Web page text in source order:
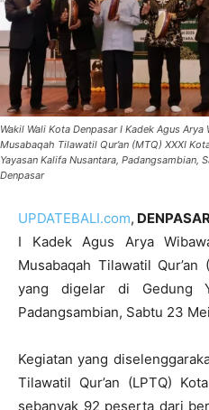
Wakil Wali Kota Denpasar I Kadek Agus
Musabaqah Tilawatil Qur’an (MTQ) XXXI
Yayasan Kalifa Nusantara,
Denpasar
UPDATEBALI.com,
I Kadek Agus Arya
Musabaqah Tilawatil
yang digelar di Gedung
Padangsambian, Sabtu 23
Kegiatan yang
Tilawatil Qur’an (LPTQ)
sebanyak 92 peserta dari